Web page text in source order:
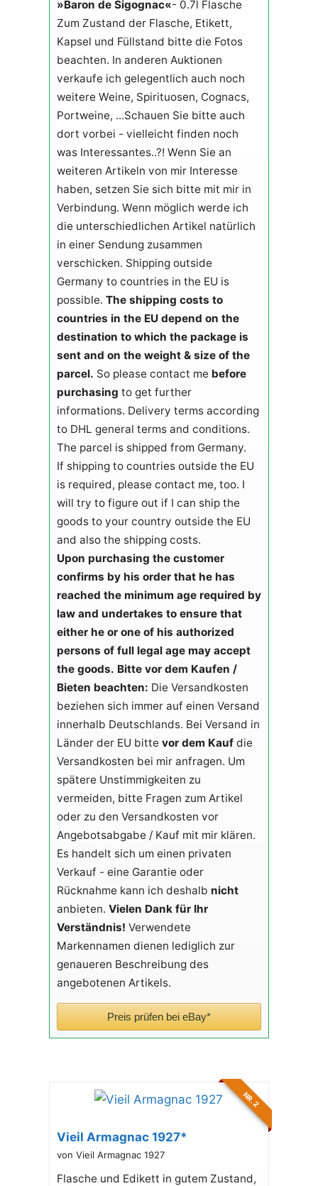
»Baron de Sigognac«- 0.7l Flasche
Zum Zustand der Flasche, Etikett,
Kapsel und Füllstand bitte die Fotos
beachten. In anderen Auktionen
verkaufe ich gelegentlich auch noch
weitere Weine, Spirituosen, Cognacs,
Portweine, ...Schauen Sie bitte auch
dort vorbei - vielleicht finden noch
was Interessantes..?! Wenn Sie an
weiteren Artikeln von mir Interesse
haben, setzen Sie sich bitte mit mir in
Verbindung. Wenn möglich werde ich
die unterschiedlichen Artikel natürlich
in einer Sendung zusammen
verschicken. Shipping outside
Germany to countries in the EU is
possible. The shipping costs to
countries in the EU depend on the
destination to which the package is
sent and on the weight & size of the
parcel. So please contact me before
purchasing to get further
informations. Delivery terms according
to DHL general terms and conditions.
The parcel is shipped from Germany.
If shipping to countries outside the EU
is required, please contact me, too. I
will try to figure out if I can ship the
goods to your country outside the EU
and also the shipping costs.
Upon purchasing the customer
confirms by his order that he has
reached the minimum age required by
law and undertakes to ensure that
either he or one of his authorized
persons of full legal age may accept
the goods. Bitte vor dem Kaufen /
Bieten beachten: Die Versandkosten
beziehen sich immer auf einen Versand
innerhalb Deutschlands. Bei Versand in
Länder der EU bitte vor dem Kaufdie
Versandkosten bei mir anfragen. Um
spätere Unstimmigkeiten zu
vermeiden, bitte Fragen zum Artikel
oder zu den Versandkosten vor
Angebotsabgabe / Kauf mit mir klären.
Es handelt sich um einen privaten
Verkauf - eine Garantie oder
Rücknahme kann ich deshalb nicht
anbieten. Vielen Dank für Ihr
Verständnis! Verwendete
Markennamen dienen lediglich zur
genaueren Beschreibung des
angebotenen Artikels.
Preis prüfen bei eBay*
NR. 2
Vieil Armagnac 1927*
von Vieil Armagnac 1927
Flasche und Edikett in gutem Zustand,